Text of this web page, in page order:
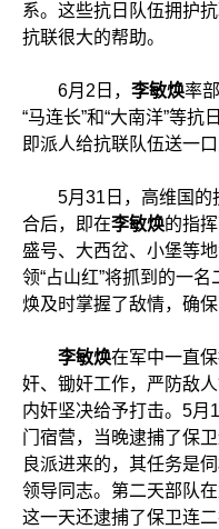
系。这些抗日队伍拥护
抗联很大的帮助。
6月2日， 李敏焕率
“马连长”和“大南洋”等抗
即派人给抗联队伍送一
5月31日，高维国的
合后，即在李敏焕的指
盛号、大西岔、小堡等
领“占山红”将抓到的一
焕及时掌握了敌情，确
李敏焕在军中一直
奸、锄奸工作，严防敌
内奸坚决给予打击。5月
门宿营，当晚逮捕了保
良派进来的，其任务是
领导同志。第二天部队在
这一天还逮捕了保卫连